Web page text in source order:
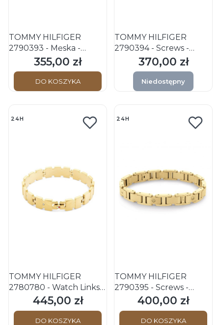
TOMMY HILFIGER
2790393 - Męska -
Bransoletka
Cena
355,00 zł
DO KOSZYKA
TOMMY HILFIGER
2790394 - Screws -
Męska - Bransoletka ze
stali nierdzewnej -
Cena
370,00 zł
Niedostępny
24H
TOMMY HILFIGER
2780780 - Watch Links -
Damska - Bransoletka ze
stali nierdzewnej - Złota
Cena
445,00 zł
DO KOSZYKA
24H
TOMMY HILFIGER
2790395 - Screws -
Męska - Bransoletka ze
stali nierdzewnej - Złota
Cena
400,00 zł
DO KOSZYKA